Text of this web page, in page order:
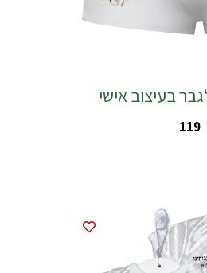
בעיצוב אישי
‎119